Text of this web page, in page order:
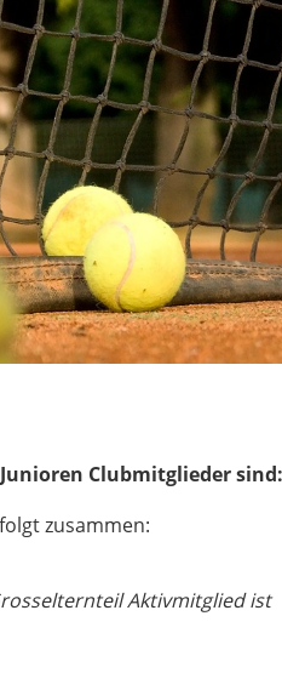
Junioren Clubmitglieder sind:
zusammen:
Aktivmitglied ist